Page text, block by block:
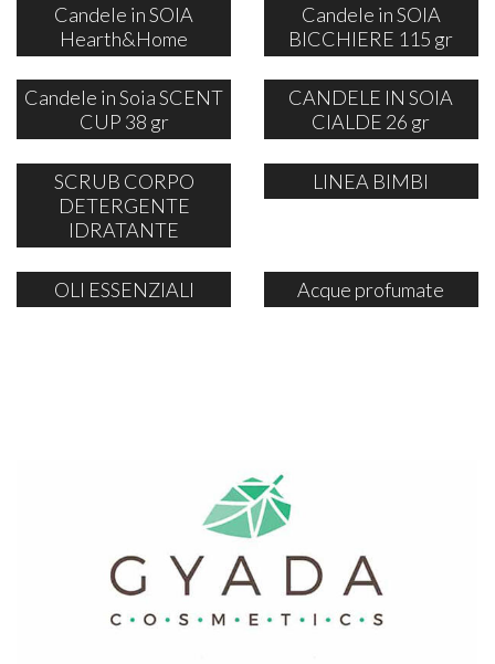
Candele in SOIA
Hearth&Home
Candele in SOIA
BICCHIERE 115 gr
Candele in Soia SCENT
CUP 38 gr
CANDELE IN SOIA
CIALDE 26 gr
SCRUB CORPO
DETERGENTE
IDRATANTE
LINEA BIMBI
OLI ESSENZIALI Acque profumate